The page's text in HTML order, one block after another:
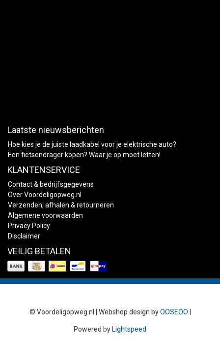
Laatste nieuwsberichten
Hoe kies je de juiste laadkabel voor je elektrische auto?
Een fietsendrager kopen? Waar je op moet letten!
KLANTENSERVICE
Contact & bedrijfsgegevens
Over Voordeligopweg.nl
Verzenden, afhalen & retourneren
Algemene voorwaarden
Privacy Policy
Disclaimer
VEILIG BETALEN
© Voordeligopweg.nl | Webshop design byOOSEOO
Powered by Lightspeed